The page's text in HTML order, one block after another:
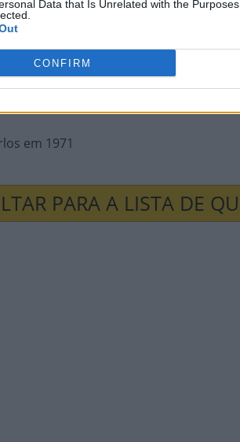
Data that Is Unrelated with the
CONFIRM
This City
bruxas
Buarque
em 1971
PARA A LISTA DE